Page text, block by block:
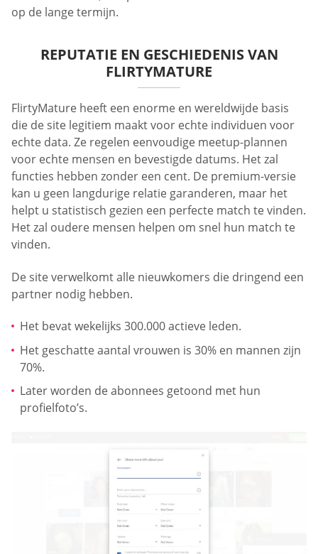
op de lange termijn.
REPUTATIE EN GESCHIEDENIS VAN
FLIRTYMATURE
FlirtyMature heeft een enorme en wereldwijde basis
die de site legitiem maakt voor echte individuen voor
echte data. Ze regelen eenvoudige meetup-plannen
voor echte mensen en bevestigde datums. Het zal
functies hebben zonder een cent. De premium-versie
kan u geen langdurige relatie garanderen, maar het
helpt u statistisch gezien een perfecte match te vinden.
Het zal oudere mensen helpen om snel hun match te
vinden.
De site verwelkomt alle nieuwkomers die dringend een
partner nodig hebben.
Het bevat wekelijks 300.000 actieve leden.
Het geschatte aantal vrouwen is 30% en mannen zijn
70%.
Later worden de abonnees getoond met hun
profielfoto’s.